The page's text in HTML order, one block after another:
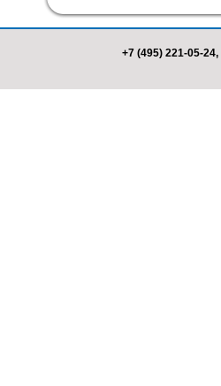
+7 (495) 221-05-24,